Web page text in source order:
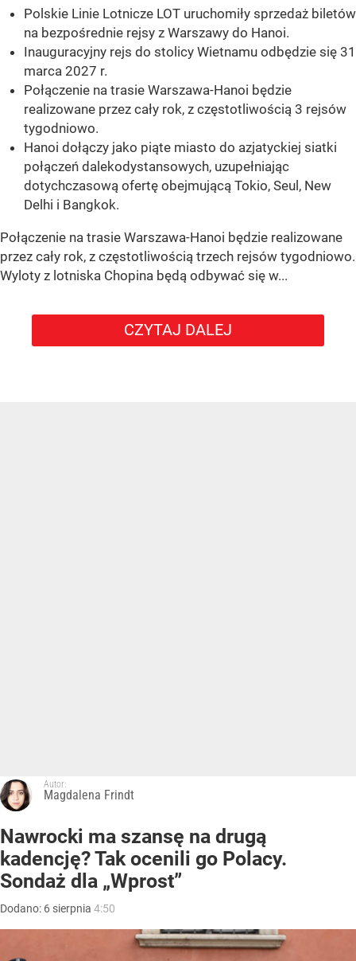
Polskie Linie Lotnicze LOT uruchomiły sprzedaż biletów
na bezpośrednie rejsy z Warszawy do Hanoi.
Inauguracyjny rejs do stolicy Wietnamu odbędzie się 31
marca 2027 r.
Połączenie na trasie Warszawa-Hanoi będzie
realizowane przez cały rok, z częstotliwością 3 rejsów
tygodniowo.
Hanoi dołączy jako piąte miasto do azjatyckiej siatki
połączeń dalekodystansowych, uzupełniając
dotychczasową ofertę obejmującą Tokio, Seul, New
Delhi i Bangkok.
Połączenie na trasie Warszawa-Hanoi będzie realizowane
przez cały rok, z częstotliwością trzech rejsów tygodniowo.
Wyloty z lotniska Chopina będą odbywać się w...
CZYTAJ DALEJ
Autor:
Magdalena Frindt
Nawrocki ma szansę na drugą
kadencję? Tak ocenili go Polacy.
Sondaż dla „Wprost”
Dodano: 6 sierpnia 4:50